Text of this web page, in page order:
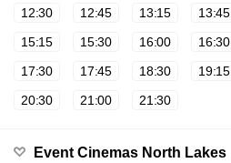
12:30
12:45 13:15 13:45
15:15
15:30 16:00 16:30
17:30
17:45 18:30 19:15
20:30
21:00 21:30
Event Cinemas North Lakes